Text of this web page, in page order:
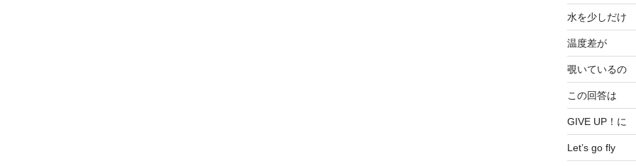
水を少しだけ
温度差が
覗いているの
この回答は
GIVE UP！に
Let’s go fly